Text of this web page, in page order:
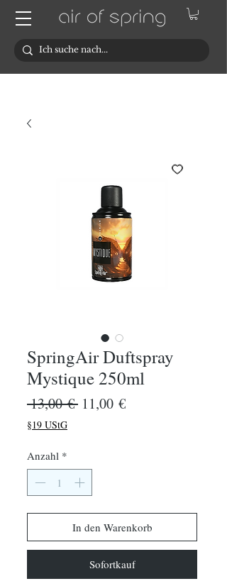
SpringAir Duftspray
Mystique 250ml
13,00 € Standardpreis
11,00 €Sale-
§19 UStG
Anzahl *
In den Warenkorb
Sofortkauf